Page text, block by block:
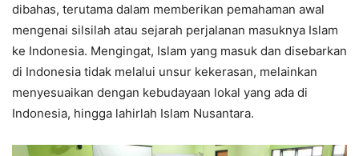
dibahas, terutama dalam memberikan pemahaman awal
mengenai silsilah atau sejarah perjalanan masuknya Islam
ke Indonesia. Mengingat, Islam yang masuk dan disebarkan
di Indonesia tidak melalui unsur kekerasan, melainkan
menyesuaikan dengan kebudayaan lokal yang ada di
Indonesia, hingga lahirlah Islam Nusantara.